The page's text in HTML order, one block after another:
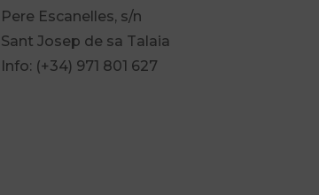
Pere Escanelles, s/n
Sant Josep de sa Talaia
Info: (+34) 971 801 627